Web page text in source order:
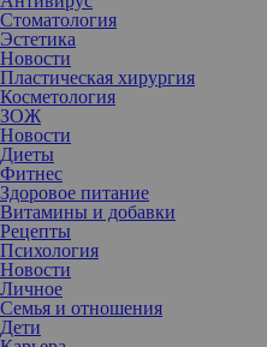
Стоматология
Эстетика
Новости
Пластическая хирургия
Косметология
ЗОЖ
Новости
Диеты
Фитнес
Здоровое питание
Витамины и добавки
Рецепты
Психология
Новости
Личное
Семья и отношения
Дети